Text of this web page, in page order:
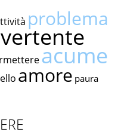
problema
acume
amore paura